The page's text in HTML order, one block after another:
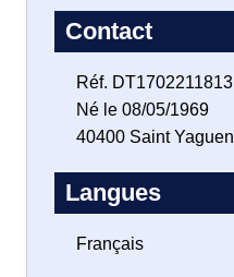
Contact
Réf. DT1702211813
Né le 08/05/1969
40400 Saint Yaguen
Langues
Français